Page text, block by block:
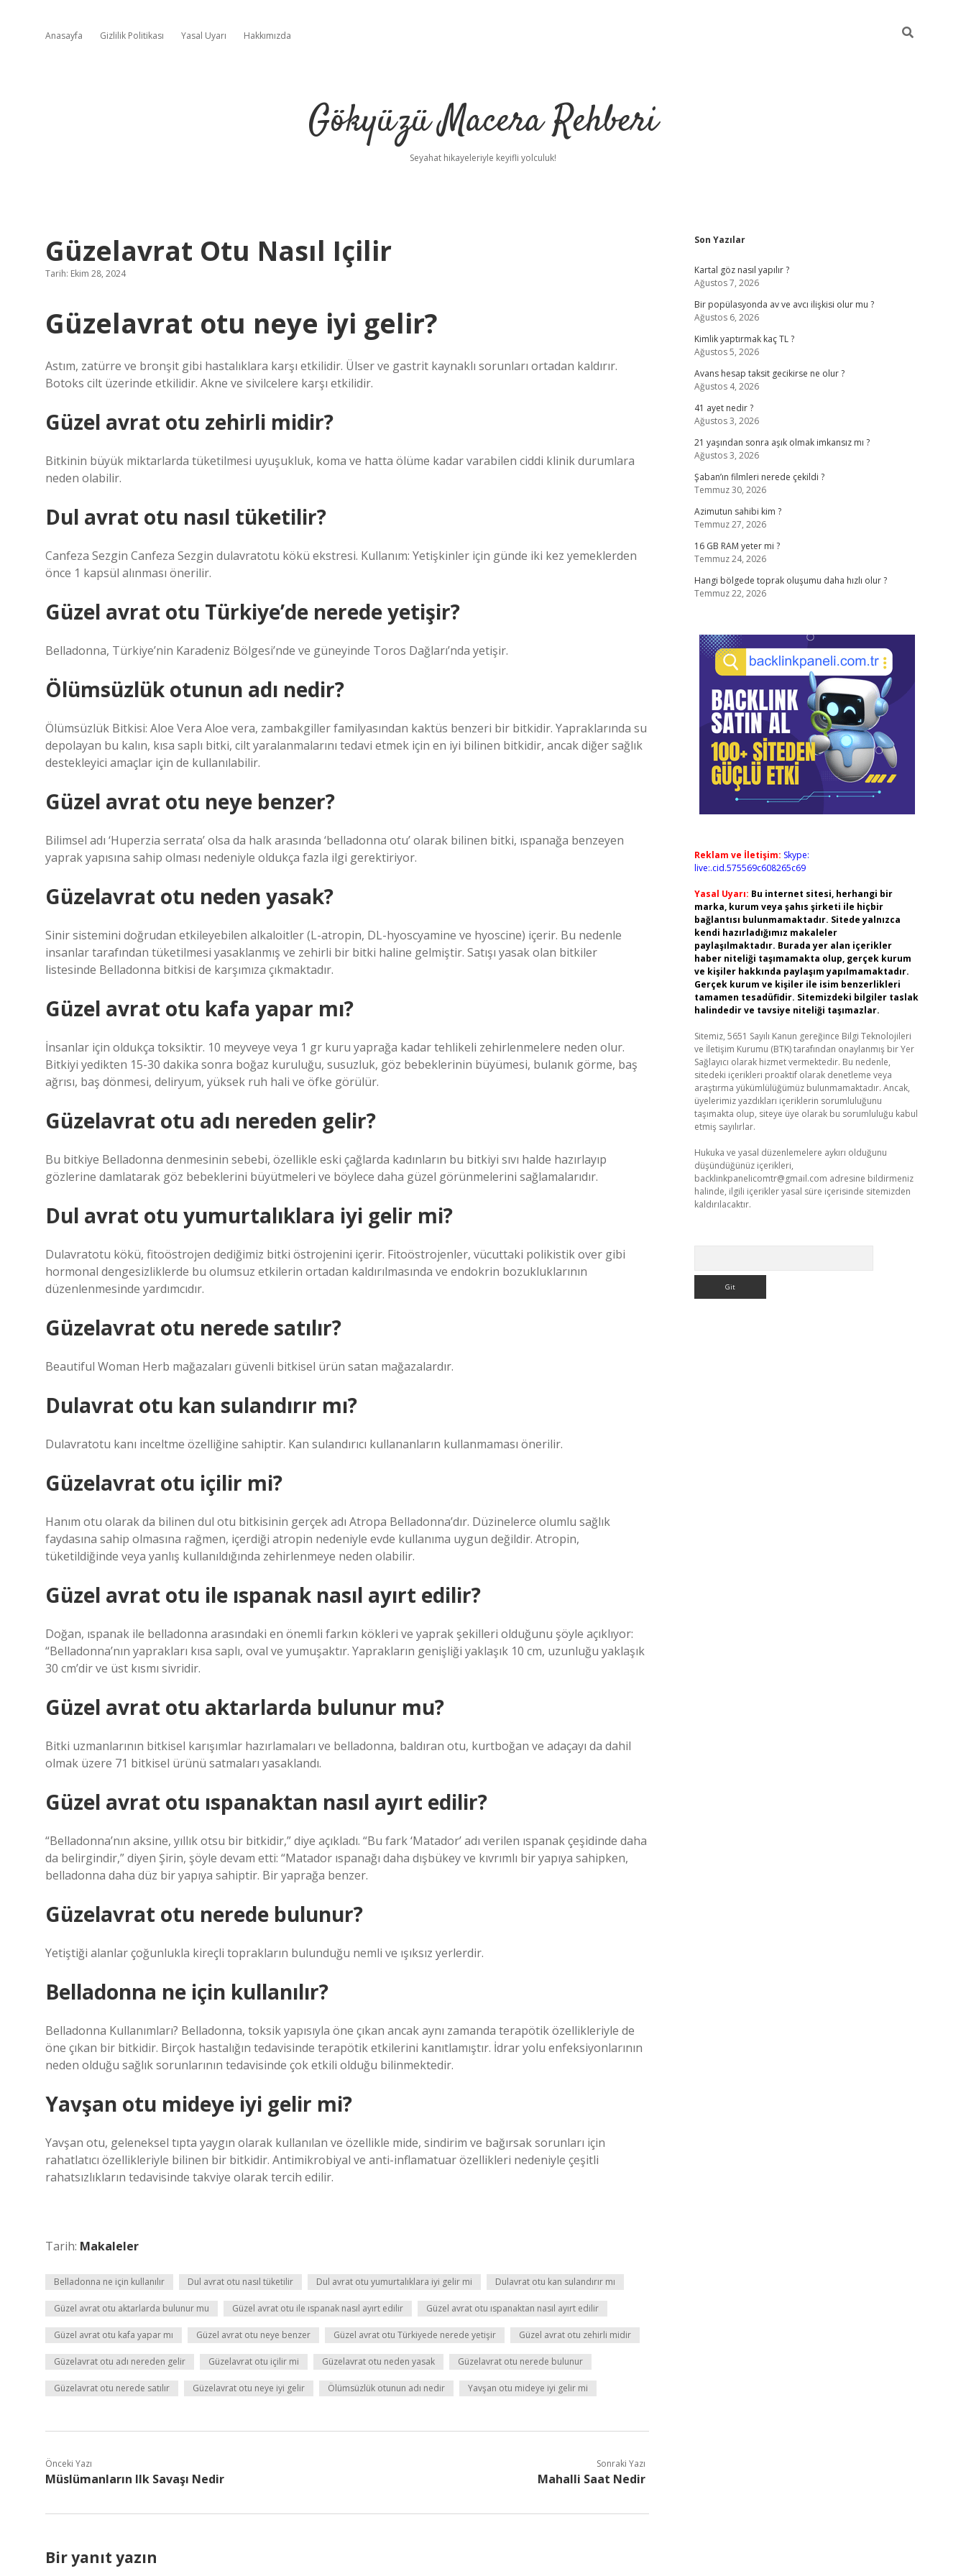
Anasayfa Gizlilik Politikası Yasal Uyarı Hakkımızda
Gökyüzü Macera Rehberi
Seyahat hikayeleriyle keyifli yolculuk!
Güzelavrat Otu Nasıl Içilir
Tarih: Ekim 28, 2024
Güzelavrat otu neye iyi gelir?
Astım, zatürre ve bronşit gibi hastalıklara karşı etkilidir. Ülser ve gastrit kaynaklı sorunları ortadan kaldırır.
Botoks cilt üzerinde etkilidir. Akne ve sivilcelere karşı etkilidir.
Güzel avrat otu zehirli midir?
Bitkinin büyük miktarlarda tüketilmesi uyuşukluk, koma ve hatta ölüme kadar varabilen ciddi klinik durumlara
neden olabilir.
Dul avrat otu nasıl tüketilir?
Canfeza Sezgin Canfeza Sezgin dulavratotu kökü ekstresi. Kullanım: Yetişkinler için günde iki kez yemeklerden
önce 1 kapsül alınması önerilir.
Güzel avrat otu Türkiye’de nerede yetişir?
Belladonna, Türkiye’nin Karadeniz Bölgesi’nde ve güneyinde Toros Dağları’nda yetişir.
Ölümsüzlük otunun adı nedir?
Ölümsüzlük Bitkisi: Aloe Vera Aloe vera, zambakgiller familyasından kaktüs benzeri bir bitkidir. Yapraklarında su
depolayan bu kalın, kısa saplı bitki, cilt yaralanmalarını tedavi etmek için en iyi bilinen bitkidir, ancak diğer sağlık
destekleyici amaçlar için de kullanılabilir.
Güzel avrat otu neye benzer?
Bilimsel adı ‘Huperzia serrata’ olsa da halk arasında ‘belladonna otu’ olarak bilinen bitki, ıspanağa benzeyen
yaprak yapısına sahip olması nedeniyle oldukça fazla ilgi gerektiriyor.
Güzelavrat otu neden yasak?
Sinir sistemini doğrudan etkileyebilen alkaloitler (L-atropin, DL-hyoscyamine ve hyoscine) içerir. Bu nedenle
insanlar tarafından tüketilmesi yasaklanmış ve zehirli bir bitki haline gelmiştir. Satışı yasak olan bitkiler
listesinde Belladonna bitkisi de karşımıza çıkmaktadır.
Güzel avrat otu kafa yapar mı?
İnsanlar için oldukça toksiktir. 10 meyveye veya 1 gr kuru yaprağa kadar tehlikeli zehirlenmelere neden olur.
Bitkiyi yedikten 15-30 dakika sonra boğaz kuruluğu, susuzluk, göz bebeklerinin büyümesi, bulanık görme, baş
ağrısı, baş dönmesi, deliryum, yüksek ruh hali ve öfke görülür.
Güzelavrat otu adı nereden gelir?
Bu bitkiye Belladonna denmesinin sebebi, özellikle eski çağlarda kadınların bu bitkiyi sıvı halde hazırlayıp
gözlerine damlatarak göz bebeklerini büyütmeleri ve böylece daha güzel görünmelerini sağlamalarıdır.
Dul avrat otu yumurtalıklara iyi gelir mi?
Dulavratotu kökü, fitoöstrojen dediğimiz bitki östrojenini içerir. Fitoöstrojenler, vücuttaki polikistik over gibi
hormonal dengesizliklerde bu olumsuz etkilerin ortadan kaldırılmasında ve endokrin bozukluklarının
düzenlenmesinde yardımcıdır.
Güzelavrat otu nerede satılır?
Beautiful Woman Herb mağazaları güvenli bitkisel ürün satan mağazalardır.
Dulavrat otu kan sulandırır mı?
Dulavratotu kanı inceltme özelliğine sahiptir. Kan sulandırıcı kullananların kullanmaması önerilir.
Güzelavrat otu içilir mi?
Hanım otu olarak da bilinen dul otu bitkisinin gerçek adı Atropa Belladonna’dır. Düzinelerce olumlu sağlık
faydasına sahip olmasına rağmen, içerdiği atropin nedeniyle evde kullanıma uygun değildir. Atropin,
tüketildiğinde veya yanlış kullanıldığında zehirlenmeye neden olabilir.
Güzel avrat otu ile ıspanak nasıl ayırt edilir?
Doğan, ıspanak ile belladonna arasındaki en önemli farkın kökleri ve yaprak şekilleri olduğunu şöyle açıklıyor:
“Belladonna’nın yaprakları kısa saplı, oval ve yumuşaktır. Yaprakların genişliği yaklaşık 10 cm, uzunluğu yaklaşık
30 cm’dir ve üst kısmı sivridir.
Güzel avrat otu aktarlarda bulunur mu?
Bitki uzmanlarının bitkisel karışımlar hazırlamaları ve belladonna, baldıran otu, kurtboğan ve adaçayı da dahil
olmak üzere 71 bitkisel ürünü satmaları yasaklandı.
Güzel avrat otu ıspanaktan nasıl ayırt edilir?
“Belladonna’nın aksine, yıllık otsu bir bitkidir,” diye açıkladı. “Bu fark ‘Matador’ adı verilen ıspanak çeşidinde daha
da belirgindir,” diyen Şirin, şöyle devam etti: “Matador ıspanağı daha dışbükey ve kıvrımlı bir yapıya sahipken,
belladonna daha düz bir yapıya sahiptir. Bir yaprağa benzer.
Güzelavrat otu nerede bulunur?
Yetiştiği alanlar çoğunlukla kireçli toprakların bulunduğu nemli ve ışıksız yerlerdir.
Belladonna ne için kullanılır?
Belladonna Kullanımları? Belladonna, toksik yapısıyla öne çıkan ancak aynı zamanda terapötik özellikleriyle de
öne çıkan bir bitkidir. Birçok hastalığın tedavisinde terapötik etkilerini kanıtlamıştır. İdrar yolu enfeksiyonlarının
neden olduğu sağlık sorunlarının tedavisinde çok etkili olduğu bilinmektedir.
Yavşan otu mideye iyi gelir mi?
Yavşan otu, geleneksel tıpta yaygın olarak kullanılan ve özellikle mide, sindirim ve bağırsak sorunları için
rahatlatıcı özellikleriyle bilinen bir bitkidir. Antimikrobiyal ve anti-inflamatuar özellikleri nedeniyle çeşitli
rahatsızlıkların tedavisinde takviye olarak tercih edilir.
Tarih: Makaleler
Belladonna ne için kullanılır Dul avrat otu nasıl tüketilir Dul avrat otu yumurtalıklara iyi gelir mi Dulavrat otu kan sulandırır mı
Güzel avrat otu aktarlarda bulunur mu Güzel avrat otu ile ıspanak nasıl ayırt edilir Güzel avrat otu ıspanaktan nasıl ayırt edilir
Güzel avrat otu kafa yapar mı Güzel avrat otu neye benzer Güzel avrat otu Türkiyede nerede yetişir Güzel avrat otu zehirli midir
Güzelavrat otu adı nereden gelir Güzelavrat otu içilir mi Güzelavrat otu neden yasak Güzelavrat otu nerede bulunur
Güzelavrat otu nerede satılır Güzelavrat otu neye iyi gelir Ölümsüzlük otunun adı nedir Yavşan otu mideye iyi gelir mi
Önceki Yazı
Müslümanların Ilk Savaşı Nedir
Sonraki Yazı
Mahalli Saat Nedir
Bir yanıt yazın
Sidebar
Son Yazılar
Kartal göz nasıl yapılır ?
Ağustos 7, 2026
Bir popülasyonda av ve avcı ilişkisi olur mu ?
Ağustos 6, 2026
Kimlik yaptırmak kaç TL ?
Ağustos 5, 2026
Avans hesap taksit gecikirse ne olur ?
Ağustos 4, 2026
41 ayet nedir ?
Ağustos 3, 2026
21 yaşından sonra aşık olmak imkansız mı ?
Ağustos 3, 2026
Şaban’ın filmleri nerede çekildi ?
Temmuz 30, 2026
Azimutun sahibi kim ?
Temmuz 27, 2026
16 GB RAM yeter mi ?
Temmuz 24, 2026
Hangi bölgede toprak oluşumu daha hızlı olur ?
Temmuz 22, 2026
Reklam ve İletişim: Skype:
live:.cid.575569c608265c69
Yasal Uyarı: Bu internet sitesi, herhangi bir
marka, kurum veya şahıs şirketi ile hiçbir
bağlantısı bulunmamaktadır. Sitede yalnızca
kendi hazırladığımız makaleler
paylaşılmaktadır. Burada yer alan içerikler
haber niteliği taşımamakta olup, gerçek kurum
ve kişiler hakkında paylaşım yapılmamaktadır.
Gerçek kurum ve kişiler ile isim benzerlikleri
tamamen tesadüfidir. Sitemizdeki bilgiler taslak
halindedir ve tavsiye niteliği taşımazlar.
Sitemiz, 5651 Sayılı Kanun gereğince Bilgi Teknolojileri
ve İletişim Kurumu (BTK) tarafından onaylanmış bir Yer
Sağlayıcı olarak hizmet vermektedir. Bu nedenle,
sitedeki içerikleri proaktif olarak denetleme veya
araştırma yükümlülüğümüz bulunmamaktadır. Ancak,
üyelerimiz yazdıkları içeriklerin sorumluluğunu
taşımakta olup, siteye üye olarak bu sorumluluğu kabul
etmiş sayılırlar.
Hukuka ve yasal düzenlemelere aykırı olduğunu
düşündüğünüz içerikleri,
backlinkpanelicomtr@gmail.com adresine bildirmeniz
halinde, ilgili içerikler yasal süre içerisinde sitemizden
kaldırılacaktır.